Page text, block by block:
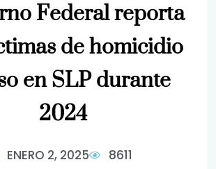
Federal reporta
de homicidio
en SLP durante
2024
ENERO 2, 2025 8611